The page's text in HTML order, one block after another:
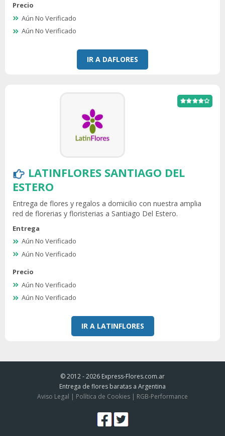
Precio
Aún No Verificado
Aún No Verificado
IR A DAFLORES
LATINFLORES SANTIAGO DEL
ESTERO
Entrega de flores y regalos a domicilio con nuestra amplia
red de florerias y floristerias a Santiago Del Estero.
Entrega
Aún No Verificado
Aún No Verificado
Precio
Aún No Verificado
Aún No Verificado
IR A LATINFLORES
© 2012 - 2026 Express-Flores.com.ar
Entrega de flores baratas a Argentina
Aviso Legal | Política de Cookies | RGB-Performance